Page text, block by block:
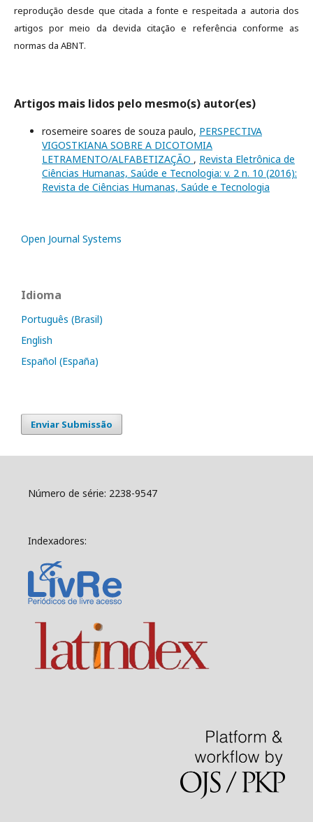
reprodução desde que citada a fonte e respeitada a autoria dos
artigos por meio da devida citação e referência conforme as
normas da ABNT.
Artigos mais lidos pelo mesmo(s) autor(es)
rosemeire soares de souza paulo, PERSPECTIVA
VIGOSTKIANA SOBRE A DICOTOMIA
LETRAMENTO/ALFABETIZAÇÃO , Revista Eletrônica de
Ciências Humanas, Saúde e Tecnologia: v. 2 n. 10 (2016):
Revista de Ciências Humanas, Saúde e Tecnologia
Open Journal Systems
Idioma
Português (Brasil)
English
Español (España)
Enviar Submissão
Número de série: 2238-9547
Indexadores: